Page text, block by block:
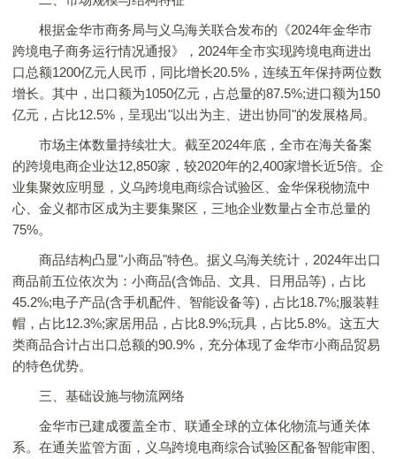
根据金华市商务局与义乌海关联合发布的《2024年金华市
跨境电子商务运行情况通报》，2024年全市实现跨境电商进出
口总额1200亿元人民币，同比增长20.5%，连续五年保持两位数
增长。其中，出口额为1050亿元，占总量的87.5%;进口额为150
亿元，占比12.5%，呈现出"以出为主、进出协同"的发展格局。
市场主体数量持续壮大。截至2024年底，全市在海关备案
的跨境电商企业达12,850家，较2020年的2,400家增长近5倍。企
业集聚效应明显，义乌跨境电商综合试验区、金华保税物流中
心、金义都市区成为主要集聚区，三地企业数量占全市总量的
75%。
商品结构凸显"小商品"特色。据义乌海关统计，2024年出口
商品前五位依次为：小商品(含饰品、文具、日用品等)，占比
45.2%;电子产品(含手机配件、智能设备等)，占比18.7%;服装鞋
帽，占比12.3%;家居用品，占比8.9%;玩具，占比5.8%。这五大
类商品合计占出口总额的90.9%，充分体现了金华市小商品贸易
的特色优势。
三、基础设施与物流网络
金华市已建成覆盖全市、联通全球的立体化物流与通关体
系。在通关监管方面，义乌跨境电商综合试验区配备智能审图、